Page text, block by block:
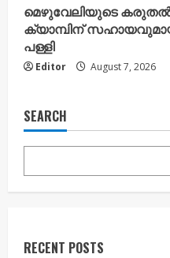
മെഴുവേലിയുടെ
ക്യാമ്പിന്
പള്ളി
Editor August 7, 2026
SEARCH
RECENT POSTS